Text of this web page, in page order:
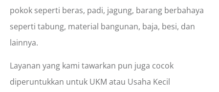
pokok seperti beras, padi, jagung, barang berbahaya
seperti tabung, material bangunan, baja, besi, dan
lainnya.
Layanan yang kami tawarkan pun juga cocok
diperuntukkan untuk UKM atau Usaha Kecil